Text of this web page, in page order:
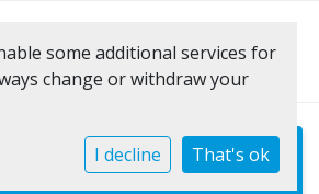
Toggle
some additional services for
change or withdraw your
I decline That's ok